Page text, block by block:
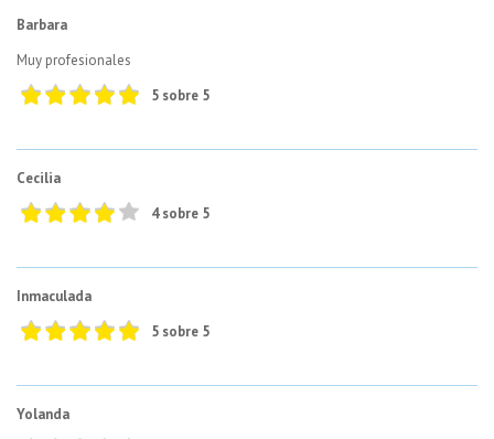
Barbara
Muy profesionales
5 sobre 5
Cecilia
4 sobre 5
Inmaculada
5 sobre 5
Yolanda